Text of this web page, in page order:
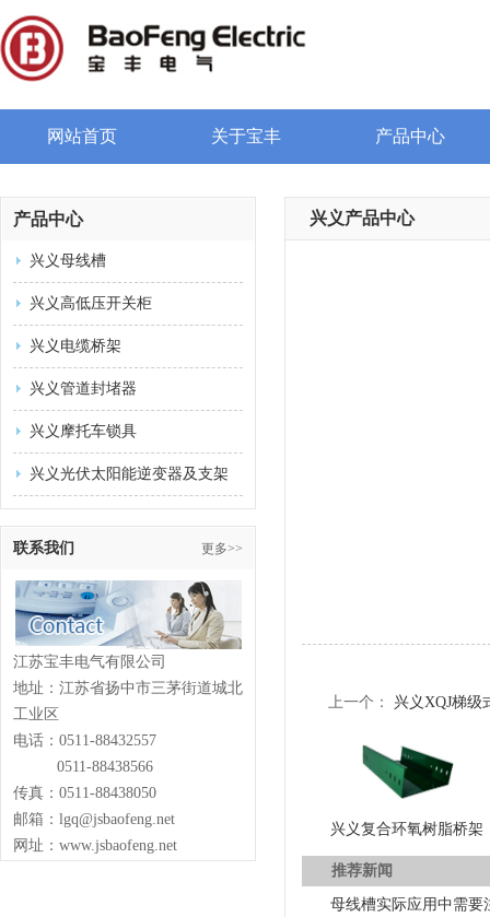
网站首页 关于宝丰 产品中心
产品中心
兴义母线槽
兴义高低压开关柜
兴义电缆桥架
兴义管道封堵器
兴义摩托车锁具
兴义光伏太阳能逆变器及支架
联系我们 更多>>
江苏宝丰电气有限公司
地址：江苏省扬中市三茅街道城北
工业区
电话：0511-88432557
0511-88438566
传真：0511-88438050
邮箱：lgq@jsbaofeng.net
网址：www.jsbaofeng.net
兴义产品中心
上一个： 兴义XQJ梯级
兴义复合环氧树脂桥架
推荐新闻
母线槽实际应用中需要